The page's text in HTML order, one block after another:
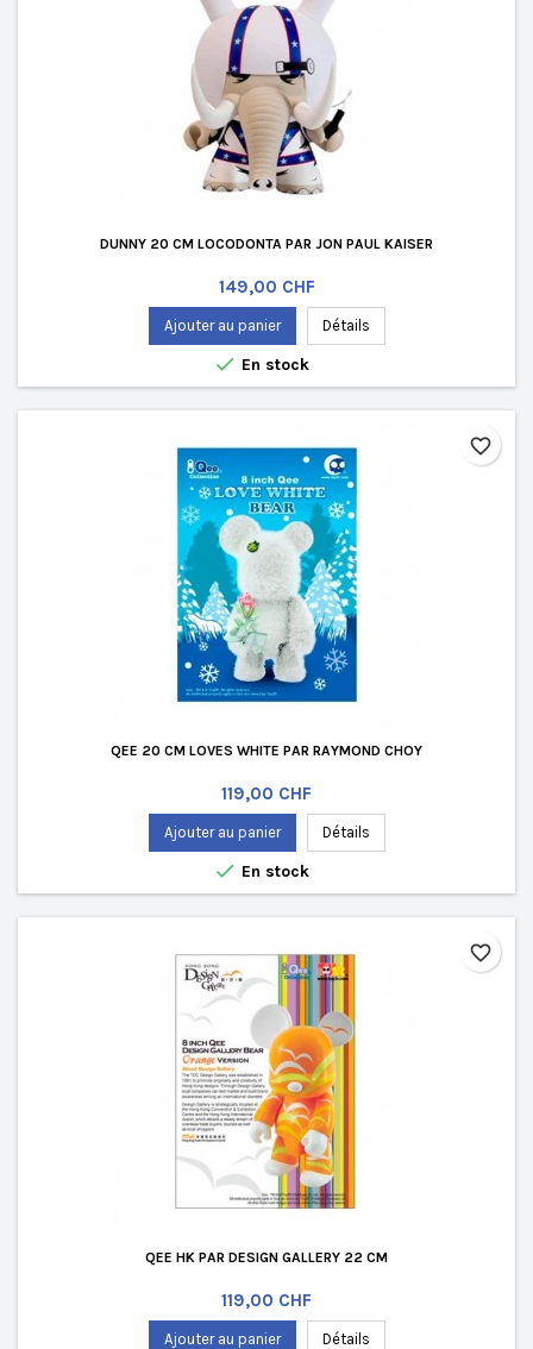
DUNNY 20 CM LOCODONTA PAR JON PAUL KAISER
Prix
149,00 CHF
Ajouter au panier Détails
 En stock
QEE 20 CM LOVES WHITE PAR RAYMOND CHOY
Prix
119,00 CHF
Ajouter au panier Détails
 En stock
favorite_border
QEE HK PAR DESIGN GALLERY 22 CM
Prix
119,00 CHF
Ajouter au panier Détails
favorite_border